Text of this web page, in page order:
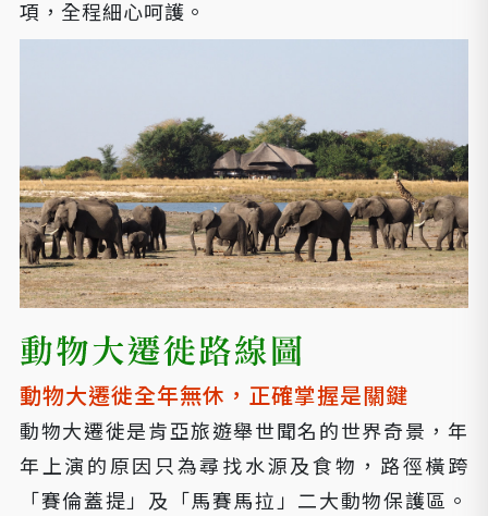
項，全程細心呵護。
動物大遷徙全年無休，正確掌握是關鍵
動物大遷徙是肯亞旅遊舉世聞名的世界奇景，年
年上演的原因只為尋找水源及食物，路徑橫跨
「賽倫蓋提」及「馬賽馬拉」二大動物保護區。